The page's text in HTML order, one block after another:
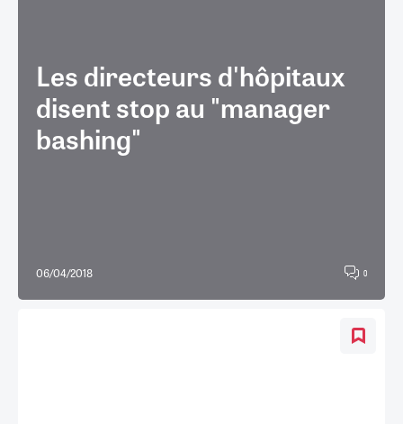
Les directeurs d'hôpitaux
disent stop au "manager
bashing"
06/04/2018 0